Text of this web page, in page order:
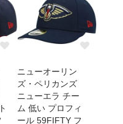
ニューオーリン
ズ・ペリカンズ
ニューエラ チー
ム 低い プロフィ
ール 59FIFTY フ